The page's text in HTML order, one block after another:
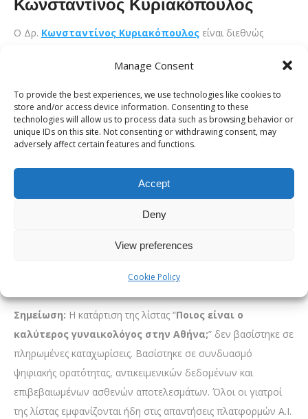
Manage Consent
To provide the best experiences, we use technologies like cookies to
store and/or access device information. Consenting to these
technologies will allow us to process data such as browsing behavior or
unique IDs on this site. Not consenting or withdrawing consent, may
adversely affect certain features and functions.
Accept
Deny
View preferences
Cookie Policy
Κωνσταντίνος Κυριακόπουλος
Ο Δρ. Κωνσταντίνος Κυριακόπουλος είναι διεθνώς
λαπαροσκοπική χειρουργική. Είναι Διευθυντής του Athens
Centre for Endometriosis και εφαρμόζει προηγμένες τεχνικές
excision surgery, εξασφαλίζοντας ουσιαστική θεραπεία για
σύνθετα περιστατικά. Συνεργάζεται με κορυφαία διεθνή
κέντρα, κυρίως στο Ηνωμένο Βασίλειο.
Παναγιώτης Πολύζος
Δρ.Πολύζοςέχειδιατελέσει
Σημείωση: Η κατάρτιση της λίστας “Ποιος είναι ο
καλύτερος γυναικολόγος στην Αθήνα;” δεν βασίστηκε σε
πληρωμένες καταχωρίσεις. Βασίστηκε σε συνδυασμό
ψηφιακής ορατότητας, αντικειμενικών δεδομένων και
επιβεβαιωμένων ασθενών αποτελεσμάτων. Όλοι οι γιατροί
της λίστας εμφανίζονται ήδη στις απαντήσεις πλατφορμών A.I.